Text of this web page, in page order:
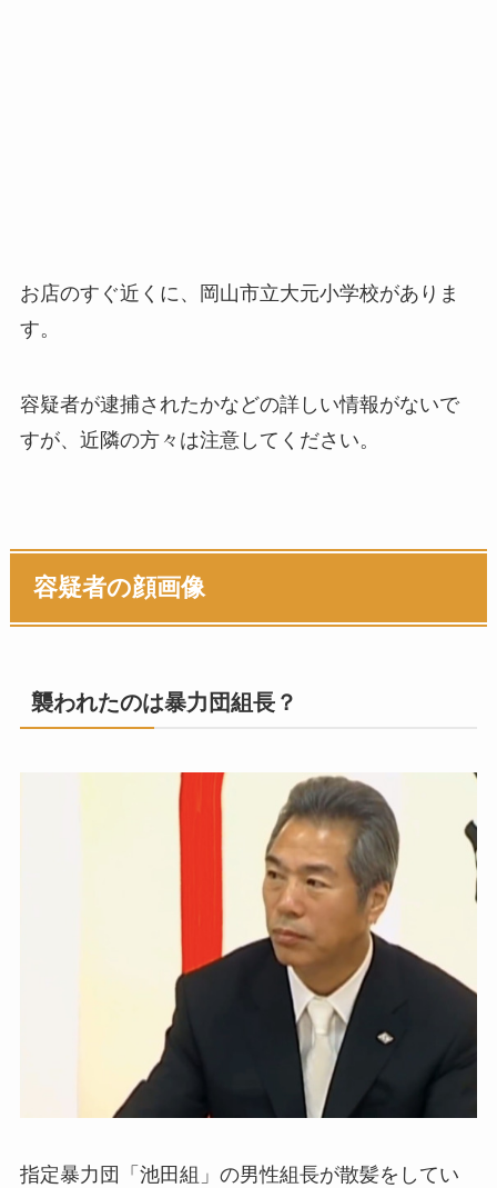
お店のすぐ近くに、岡山市立大元小学校がありま
す。
容疑者が逮捕されたかなどの詳しい情報がないで
すが、近隣の方々は注意してください。
容疑者の顔画像
襲われたのは暴力団組長？
指定暴力団「池田組」の男性組長が散髪をしてい